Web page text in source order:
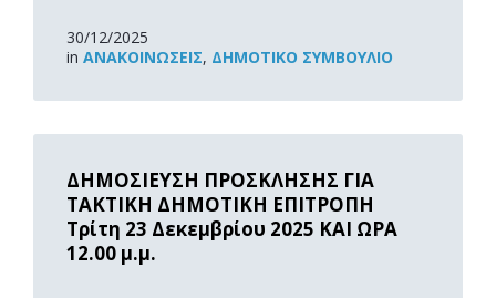
30/12/2025
in ΑΝΑΚOΙΝΏΣΕΙΣ, ΔΗΜΟΤΙΚΌ ΣΥΜΒΟΎΛΙΟ
ΔΗΜΟΣΙΕΥΣΗ ΠΡΟΣΚΛΗΣΗΣ ΓΙΑ
ΤΑΚΤΙΚΗ ΔΗΜΟΤΙΚΗ ΕΠΙΤΡΟΠΗ
Τρίτη 23 Δεκεμβρίου 2025 ΚΑΙ ΩΡΑ
12.00 μ.μ.
Read